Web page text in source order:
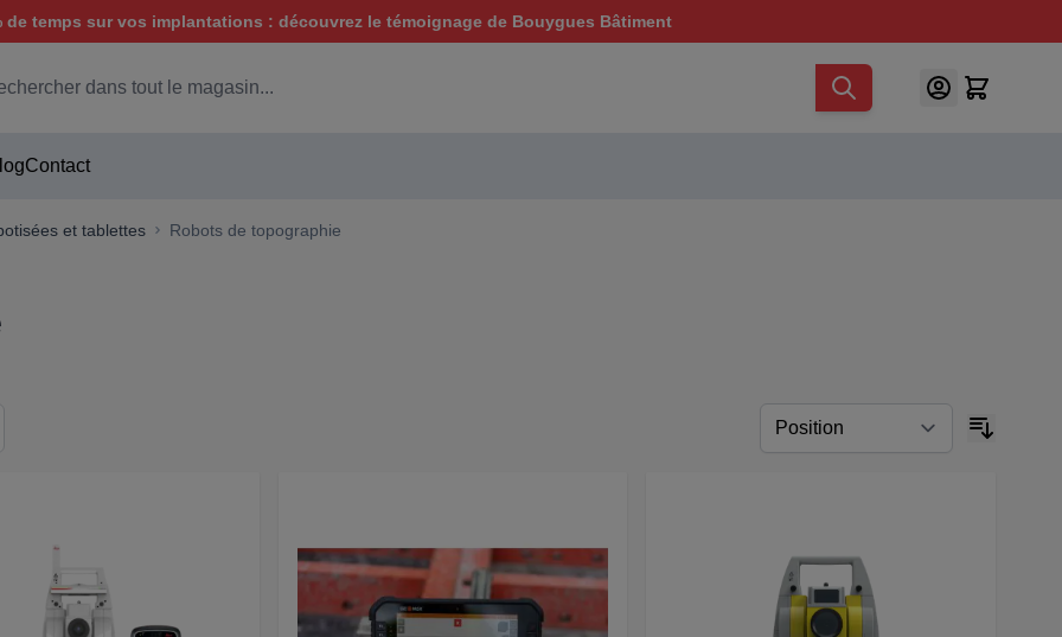
temps sur vos implantations : découvrez le témoignage de Bouygues Bâtiment
Contact
et tablettes Robots de topographie